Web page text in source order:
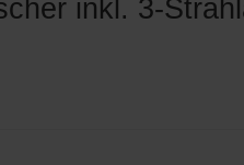
Fünfeckduschen
inkl. 3-